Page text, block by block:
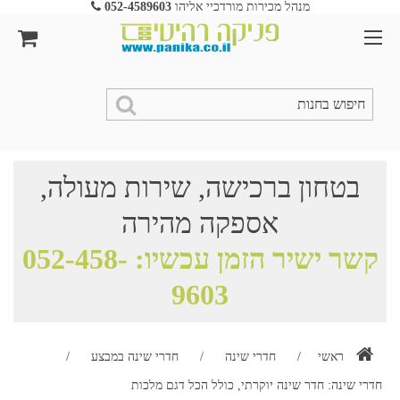
מנהל מכירות מורדכיי אליהו052-4589603
בטחון ברכישה, שירות מעולה,
אספקה מהירה
קשר ישיר הזמן עכשיו: 052-458-
9603
ראשי / חדרי שינה / חדרי שינה במבצע /
חדרי שינה: חדר שינה יוקרתי, כולל הכל דגם מלכות